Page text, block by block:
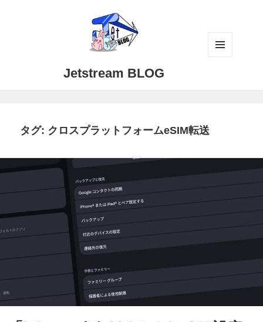
Jetstream BLOG
タグ: クロスプラットフォームeSIM転送